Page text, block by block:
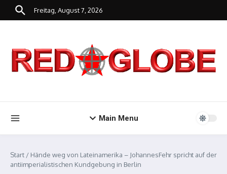
Zum Inhalt springen
Freitag, August 7, 2026
Main Menu
Start / Hände weg von Lateinamerika – JohannesFehr spricht auf der
antiimperialistischen Kundgebung in Berlin